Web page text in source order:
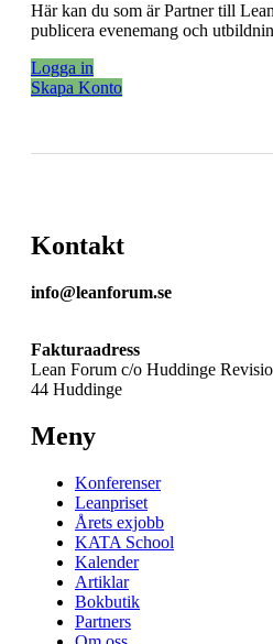
Här kan du som är Partner till
publicera evenemang och
Logga in
Skapa Konto
Kontakt
info@leanforum.se
Fakturaadress
Lean Forum c/o Huddinge
44 Huddinge
Meny
Konferenser
Leanpriset
Årets exjobb
KATA School
Kalender
Artiklar
Bokbutik
Partners